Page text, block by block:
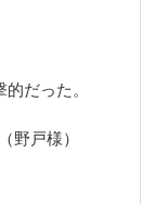
だった。
野戸様）